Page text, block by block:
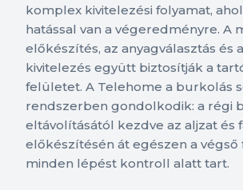
komplex kivitelezési folyamat,
hatással van a végeredményre. A
előkészítés, az anyagválasztás és
kivitelezés együtt biztosítják a
felületet. A Telehome a burkolás
rendszerben gondolkodik: a régi
eltávolításától kezdve az aljzat és
előkészítésén át egészen a
minden lépést kontroll alatt tart.